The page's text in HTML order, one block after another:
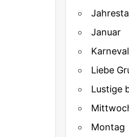
Januar
Karneval
Liebe
Lustige
Montag